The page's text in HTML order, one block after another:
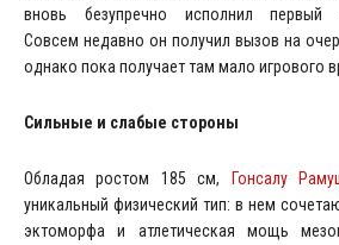
вновь безупречно исполнил первый
Совсем недавно он получил вызов на
однако пока получает там мало игрового
Сильные и слабые стороны
Обладая ростом 185 см, Гонсалу
уникальный физический тип: в нем
эктоморфа и атлетическая мощь